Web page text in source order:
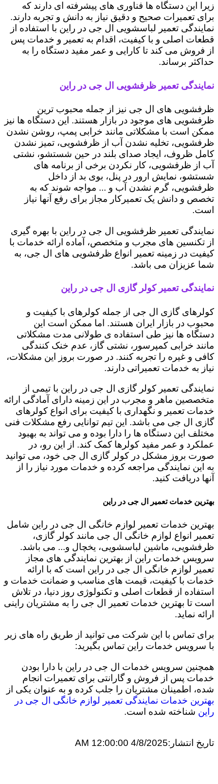
زیرا این دستگاه ها فناوری های پیشرفته ای دارند که
برای تعمیرات صحیح و دقیق نیاز به دانش و تجربه دارند.
نمایندگی تعمیر لباسشویی ال جی در راین با استفاده از
قطعات اصلی و با کیفیت، اقدام به تعمیر و خدمات پس
از فروش می کند تا کارایی و عمر مفید دستگاه را به
حداکثر برساند.
نمایندگی تعمیر ظرفشویی ال جی در راین
ظرفشویی های ال جی نیز از جمله محبوب ترین
ظرفشویی های موجود در بازار هستند. این دستگاه ها نیز
ممکن است با مشکلاتی مانند خرابی پمپ، روشن نشدن
ظرفشویی، تخلیه نشدن آب از ظرفشویی، تمیز نشدن
کامل ظروف، ایجاد صدای بلند در حین شستشو، نشتی
آب از ظرفشویی، کار نکردن برخی از برنامه های
شستشو، نمایش ارور در پنل، بوی بد از داخل
ظرفشویی، گرم نشدن آب و ... مواجه شوند که به
تخصص و دانش یک تعمیرکار مجاز برای رفع آنها نیاز
است.
نمایندگی تعمیر ظرفشویی ال جی در راین با بهره گیری
از تکنسین های مجرب و متخصص، آماده ارائه خدمات با
کیفیت در زمینه تعمیر انواع ظرفشویی های ال جی، به
شما عزیزان می باشد.
نمایندگی تعمیر کولر گازی ال جی در راین
کولرهای گازی ال جی از جمله کولرهای با کیفیت و
محبوب در بازار ایران هستند. اما ممکن است این
دستگاه ها نیز طی استفاده ی طولانی مدت مشکلاتی
مانند خرابی کمپرسور، نشتی گاز، عدم خنک کنندگی
کافی و غیره را تجربه کنند. در صورت بروز این مشکلات،
نیاز به خدمات تعمیراتی دارند.
نمایندگی تعمیر کولر گازی ال جی در راین با تیمی از
متخصصین ماهر و مجرب در این زمینه دارای آمادگی ارائه
خدمات تعمیر و نگهداری با کیفیت برای انواع کولرهای
گازی ال جی می باشد. این تیم توانایی رفع مشکلات فنی
مختلف این دستگاه ها را دارا بوده و می تواند به بهبود
عملکرد و عمر مفید کولرها کمک کند. از این رو، در
صورت بروز مشکل در کولر گازی ال جی خود، می توانید
به این نمایندگی مراجعه کرده و خدمات مورد نیاز را از
آنها دریافت کنید.
بهترین خدمات تعمیر ال جی در راین
بهترین خدمات تعمیر لوازم خانگی ال جی در راین شامل
تعمیر انواع لوازم خانگی ال جی مانند کولر گازی،
ظرفشویی، ماشین لباسشویی، یخچال و... می باشد.
سرویس خدمات راین از بهترین نمایندگی های مجاز
تعمیر لوازم خانگی ال جی در راین است که با ارائه
خدمات با کیفیت، قیمت های مناسب و ضمانت خدمات و
استفاده از قطعات اصلی و تکنولوژی روز دنیا، در تلاش
است تا بهترین خدمات تعمیر ال جی را به مشتریان راینی
ارائه نماید.
برای تماس با این شرکت می توانید از طریق راه های زیر
با سرویس خدمات راین تماس بگیرید:
همچنین سرویس خدمات ال جی در راین با دارا بودن
خدمات پس از فروش و گارانتی برای تعمیرات انجام
شده، اطمینان مشتریان را جلب کرده و به عنوان یکی از
بهترین خدمات نمایندگی تعمیر لوازم خانگی ال جی در
راین شناخته شده است.
تاریخ انتشار:4/8/2025 12:00:00 AM